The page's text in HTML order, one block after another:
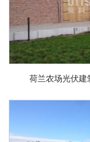
荷兰农场光伏建